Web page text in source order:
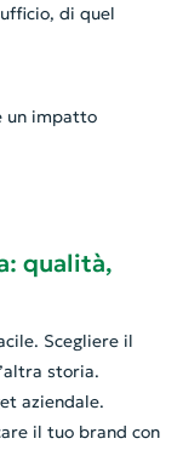
di quel
un impatto
qualità,
Scegliere il
storia.
aziendale.
il tuo brand con